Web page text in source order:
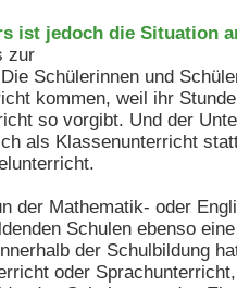
ist jedoch die Situation
zur
Schülerinnen und
kommen, weil ihr
so vorgibt. Und der
als Klassenunterricht
der Mathematik- oder
Schulen ebenso
der Schulbildung
oder